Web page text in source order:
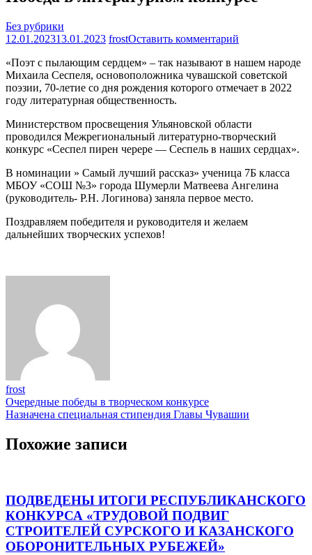
Без рубрики
12.01.202313.01.2023 frostОставить комментарий
в
литературном
конкурсе
«Поэт с пылающим сердцем» – так называют в нашем народе
Михаила Сеспеля, основоположника чувашской советской
поэзии, 70-летие со дня рождения которого отмечает в 2022
году литературная общественность.
Министерством просвещения Ульяновской области
проводился Межрегиональный литературно-творческий
конкурс «Сеспел пирен черере — Сеспель в наших сердцах».
В номинации » Самый лучший рассказ» ученица 7Б класса
МБОУ «СОШ №3» города Шумерли Матвеева Ангелина
(руководитель- Р.Н. Логинова) заняла первое место.
Поздравляем победителя и руководителя и желаем
дальнейших творческих успехов!
frost
Навигация
по
записям
Очередные победы в творческом конкурсе
Назначена специальная стипендия Главы Чувашии
Похожие записи
ПОДВЕДЕНЫ ИТОГИ РЕСПУБЛИКАНСКОГО
КОНКУРСА «ТРУДОВОЙ ПОДВИГ
СТРОИТЕЛЕЙ СУРСКОГО И КАЗАНСКОГО
ОБОРОНИТЕЛЬНЫХ РУБЕЖЕЙ»